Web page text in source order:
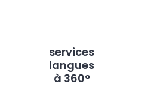
services
langues
à 360°